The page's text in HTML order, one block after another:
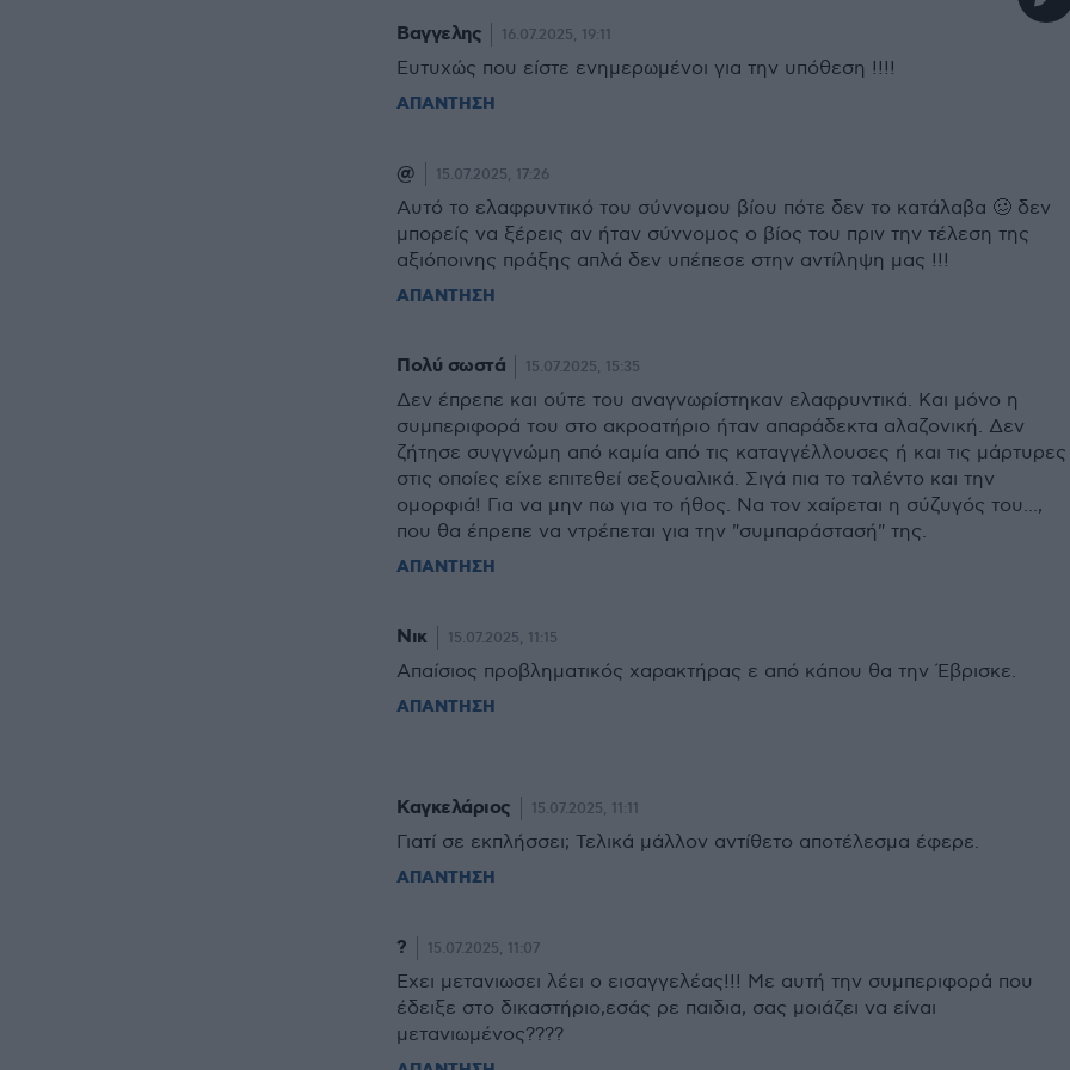
Βαγγελης 16.07.2025, 19:11
Ευτυχώς που είστε ενημερωμένοι για την υπόθεση !!!!
ΑΠΑΝΤΗΣΗ
@ 15.07.2025, 17:26
Αυτό το ελαφρυντικό του σύννομου βίου πότε δεν το κατάλαβα 🥴 δεν
μπορείς να ξέρεις αν ήταν σύννομος ο βίος του πριν την τέλεση της
αξιόποινης πράξης απλά δεν υπέπεσε στην αντίληψη μας !!!
ΑΠΑΝΤΗΣΗ
Πολύ σωστά 15.07.2025, 15:35
Δεν έπρεπε και ούτε του αναγνωρίστηκαν ελαφρυντικά. Και μόνο η
συμπεριφορά του στο ακροατήριο ήταν απαράδεκτα αλαζονική. Δεν
ζήτησε συγγνώμη από καμία από τις καταγγέλλουσες ή και τις μάρτυρες
στις οποίες είχε επιτεθεί σεξουαλικά. Σιγά πια το ταλέντο και την
ομορφιά! Για να μην πω για το ήθος. Να τον χαίρεται η σύζυγός του...,
που θα έπρεπε να ντρέπεται για την "συμπαράστασή" της.
ΑΠΑΝΤΗΣΗ
Νικ 15.07.2025, 11:15
Απαίσιος προβληματικός χαρακτήρας ε από κάπου θα την Έβρισκε.
ΑΠΑΝΤΗΣΗ
Καγκελάριος 15.07.2025, 11:11
Γιατί σε εκπλήσσει; Τελικά μάλλον αντίθετο αποτέλεσμα έφερε.
ΑΠΑΝΤΗΣΗ
? 15.07.2025, 11:07
Εχει μετανιωσει λέει ο εισαγγελέας!!! Με αυτή την συμπεριφορά που
έδειξε στο δικαστήριο,εσάς ρε παιδια, σας μοιάζει να είναι
μετανιωμένος????